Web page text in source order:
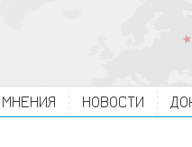
МНЕНИЯ НОВОСТИ